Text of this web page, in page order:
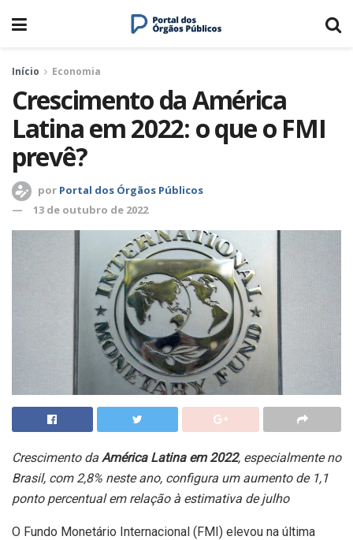
Início Economia
Crescimento da América
Latina em 2022: o que o FMI
prevê?
por Portal dos Órgãos Públicos
13 de outubro de 2022
Crescimento da América Latina em 2022, especialmente no
Brasil, com 2,8% neste ano, configura um aumento de 1,1
ponto percentual em relação à estimativa de julho
O Fundo Monetário Internacional (FMI) elevou na última